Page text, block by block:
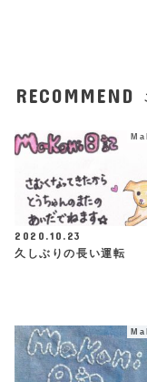
RECOMMEND
2020.10.23
久しぶりの長い運転